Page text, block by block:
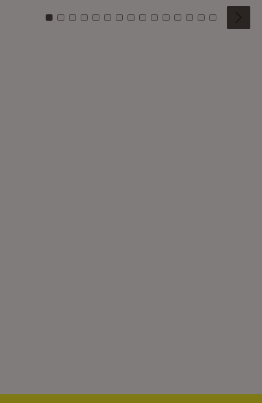
Zu Kachel: 0
Zu Kachel: 1
Zu Kachel: 2
Zu Kachel: 3
Zu Kachel: 4
Zu Kachel: 5
Zu Kachel: 6
Zu Kachel: 7
Zu Kachel: 8
Zu Kachel: 9
Zu Kachel: 10
Zu Kachel: 11
Zu Kachel: 12
Zu Kachel:
Zu